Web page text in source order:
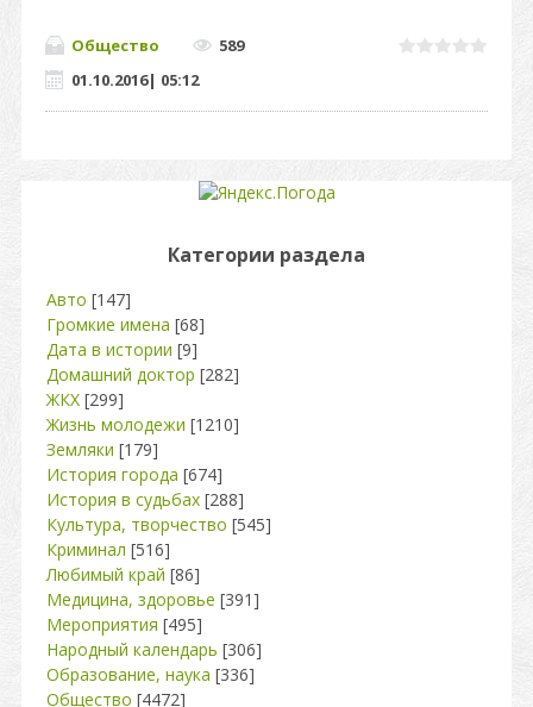
Общество
589
01.10.2016| 05:12
Категории раздела
Авто [147]
Громкие имена [68]
Дата в истории [9]
Домашний доктор [282]
ЖКХ [299]
Жизнь молодежи [1210]
Земляки [179]
История города [674]
История в судьбах [288]
Культура, творчество [545]
Криминал [516]
Любимый край [86]
Медицина, здоровье [391]
Мероприятия [495]
Народный календарь [306]
Образование, наука [336]
Общество [4472]